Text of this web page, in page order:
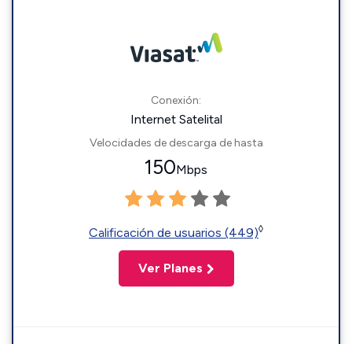
Conexión:
Internet Satelital
Velocidades de descarga de hasta
150Mbps
Calificación de usuarios (449)◊
Ver Planes